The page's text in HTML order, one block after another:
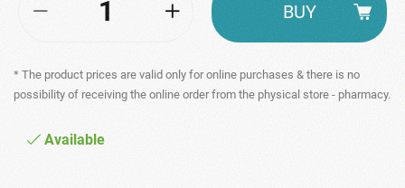
* The product prices are valid only for online purchases & there is no
possibility of receiving the online order from the physical store - pharmacy.
Available
BUY